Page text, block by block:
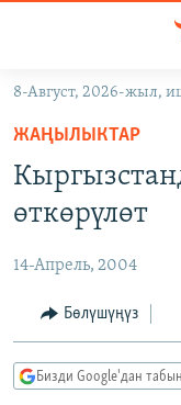
Навигацияга
өтүңүз
Издөөгө
салыңызКЫРГЫЗСТАН
ЭКОНОМИКА
МАДАНИЯТ
ДҮЙНӨ
БОРБОР АЗИЯ
УКРАИНА
АТАЙЫН ИЛИКТӨӨ
ТВ ПРОГРАММАЛАР
ЭКСПЕРТТЕР ТАЛДАЙТ
ӨЗГӨЧӨ ПИКИР
8-Август, 2026-жыл,
ЖАҢЫЛЫКТАР
өткөрүлөт
14-Апрель, 2004
Бөлүшүңүз
Бизди Google'дан